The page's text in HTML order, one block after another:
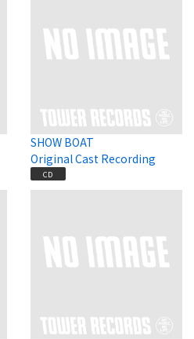
SHOW BOAT
Original Cast Recording
CD